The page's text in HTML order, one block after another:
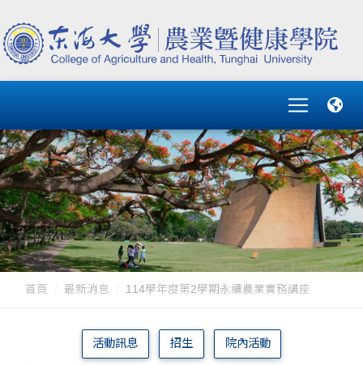
首頁 最新消息 114學年度第2學期永續農業實務講座
活動訊息 招生 院內活動